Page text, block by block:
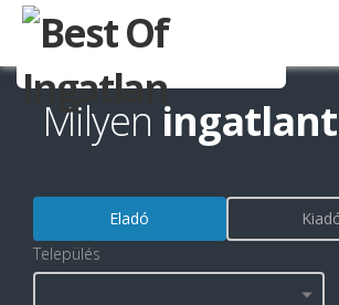
Milyen ingatlant
Eladó
Település